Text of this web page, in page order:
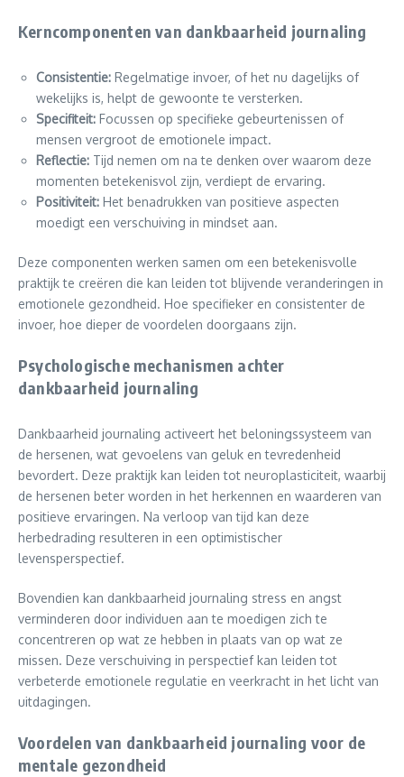
Kerncomponenten van dankbaarheid journaling
Consistentie: Regelmatige invoer, of het nu dagelijks of
wekelijks is, helpt de gewoonte te versterken.
Specifiteit: Focussen op specifieke gebeurtenissen of
mensen vergroot de emotionele impact.
Reflectie: Tijd nemen om na te denken over waarom deze
momenten betekenisvol zijn, verdiept de ervaring.
Positiviteit: Het benadrukken van positieve aspecten
moedigt een verschuiving in mindset aan.
Deze componenten werken samen om een betekenisvolle
praktijk te creëren die kan leiden tot blijvende veranderingen in
emotionele gezondheid. Hoe specifieker en consistenter de
invoer, hoe dieper de voordelen doorgaans zijn.
Psychologische mechanismen achter
dankbaarheid journaling
Dankbaarheid journaling activeert het beloningssysteem van
de hersenen, wat gevoelens van geluk en tevredenheid
bevordert. Deze praktijk kan leiden tot neuroplasticiteit, waarbij
de hersenen beter worden in het herkennen en waarderen van
positieve ervaringen. Na verloop van tijd kan deze
herbedrading resulteren in een optimistischer
levensperspectief.
Bovendien kan dankbaarheid journaling stress en angst
verminderen door individuen aan te moedigen zich te
concentreren op wat ze hebben in plaats van op wat ze
missen. Deze verschuiving in perspectief kan leiden tot
verbeterde emotionele regulatie en veerkracht in het licht van
uitdagingen.
Voordelen van dankbaarheid journaling voor de
mentale gezondheid